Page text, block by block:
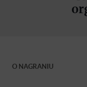
O NAGRANIU